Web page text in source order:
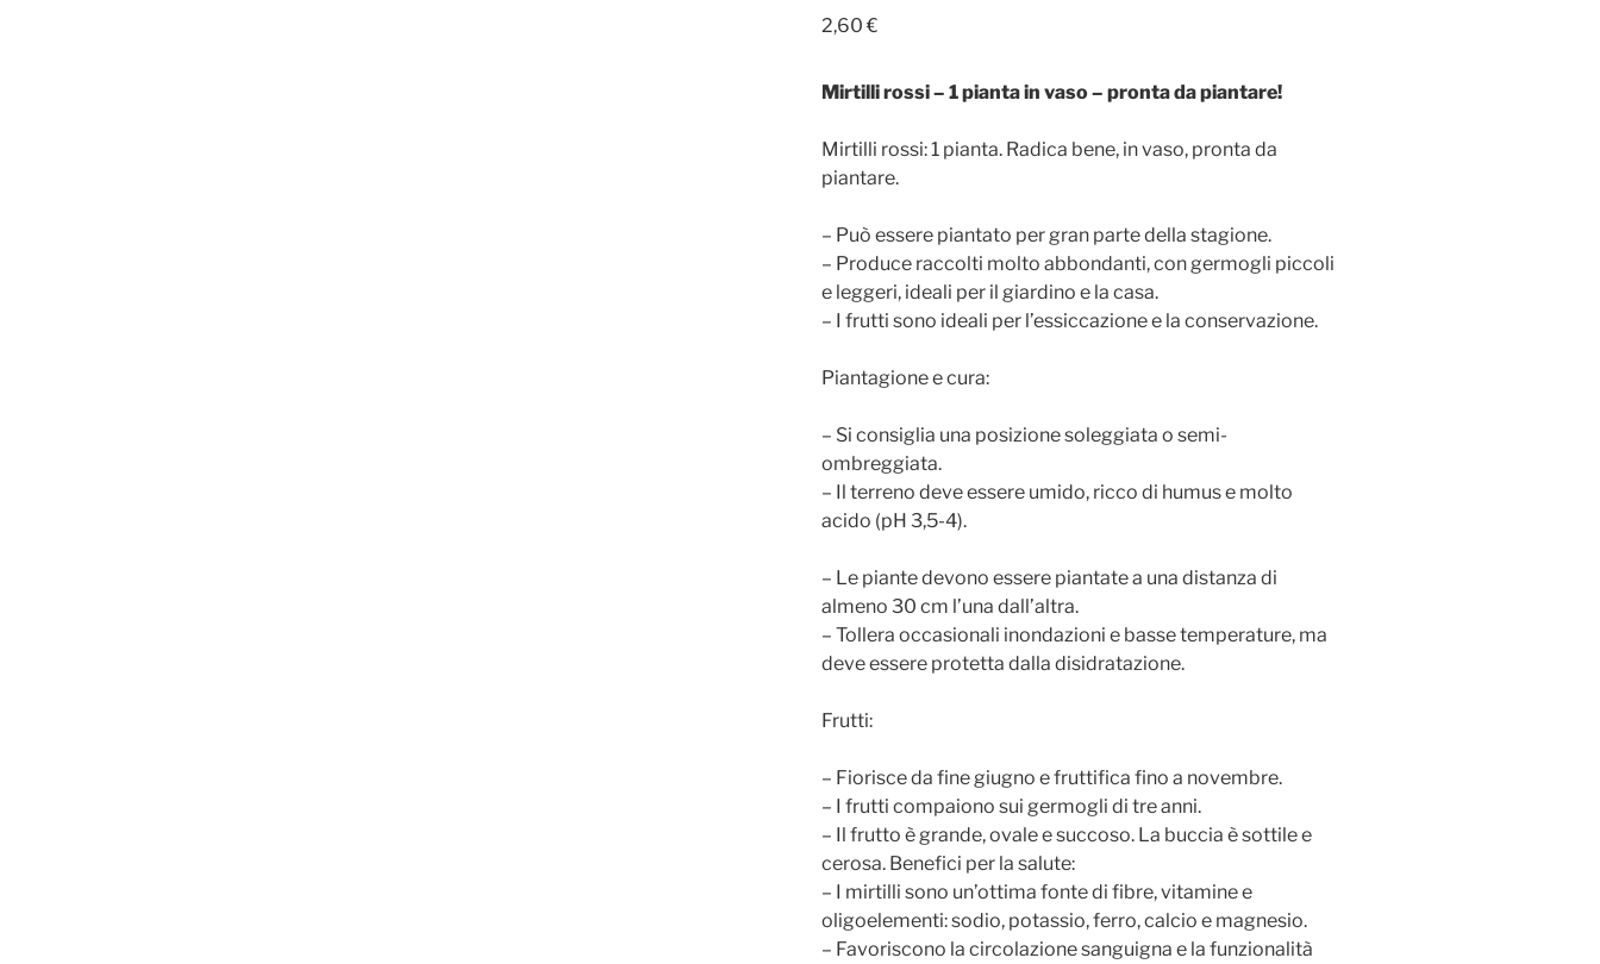
2,60€
Mirtilli rossi – 1 pianta in vaso – pronta da piantare!
Mirtilli rossi: 1 pianta. Radica bene, in vaso, pronta da
piantare.
– Può essere piantato per gran parte della stagione.
– Produce raccolti molto abbondanti, con germogli piccoli
e leggeri, ideali per il giardino e la casa.
– I frutti sono ideali per l’essiccazione e la conservazione.
Piantagione e cura:
– Si consiglia una posizione soleggiata o semi-
ombreggiata.
– Il terreno deve essere umido, ricco di humus e molto
acido (pH 3,5-4).
– Le piante devono essere piantate a una distanza di
almeno 30 cm l’una dall’altra.
– Tollera occasionali inondazioni e basse temperature, ma
deve essere protetta dalla disidratazione.
Frutti:
– Fiorisce da fine giugno e fruttifica fino a novembre.
– I frutti compaiono sui germogli di tre anni.
– Il frutto è grande, ovale e succoso. La buccia è sottile e
cerosa. Benefici per la salute:
– I mirtilli sono un’ottima fonte di fibre, vitamine e
oligoelementi: sodio, potassio, ferro, calcio e magnesio.
– Favoriscono la circolazione sanguigna e la funzionalità